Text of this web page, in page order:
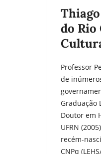
do Rio
Professor
de
Graduação
Doutor em
UFRN
recém-
CNPq